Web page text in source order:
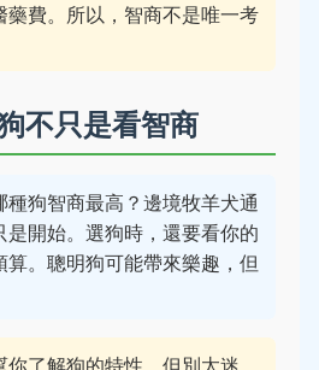
藥費。所以，智商不是唯一考
不只是看智商
種狗智商最高？邊境牧羊犬通
開始。選狗時，還要看你的
。聰明狗可能帶來樂趣，但
了解狗的特性，但別太迷